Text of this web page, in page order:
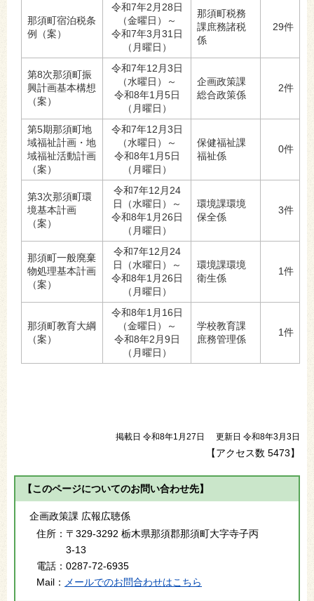
那須町宿泊税条
例（案）
令和7年2月28日
（金曜日）～
令和7年3月31日
（月曜日）
那須町税務
課庶務諸税
係
29件
第8次那須町振
興計画基本構想
（案）
令和7年12月3日
（水曜日）～
令和8年1月5日
（月曜日）
企画政策課
総合政策係
2件
第5期那須町地
域福祉計画・地
域福祉活動計画
（案）
令和7年12月3日
（水曜日）～
令和8年1月5日
（月曜日）
保健福祉課
福祉係
0件
第3次那須町環
境基本計画
（案）
令和7年12月24
日（水曜日）～
令和8年1月26日
（月曜日）
環境課環境
保全係
3件
那須町一般廃棄
物処理基本計画
（案）
令和7年12月24
日（水曜日）～
令和8年1月26日
（月曜日）
環境課環境
衛生係
1件
那須町教育大綱
（案）
令和8年1月16日
（金曜日）～
令和8年2月9日
（月曜日）
学校教育課
庶務管理係
1件
掲載日 令和8年1月27日 更新日 令和8年3月3日
【アクセス数 5473】
【このページについてのお問い合わせ先】
企画政策課 広報広聴係
住所： 〒329-3292 栃木県那須郡那須町大字寺子丙
3-13
電話： 0287-72-6935
Mail： メールでのお問合わせはこちら